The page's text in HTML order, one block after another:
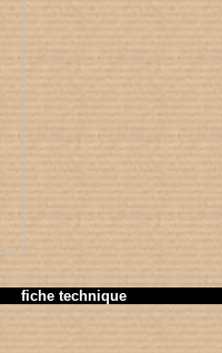
fiche technique